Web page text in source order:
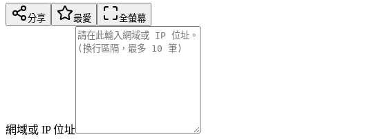
分享 最愛 全螢幕
網域或 IP 位址